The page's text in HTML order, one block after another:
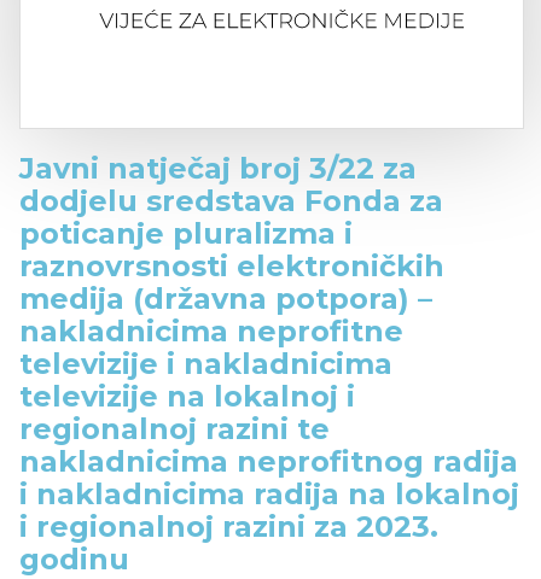
Javni natječaj broj 3/22 za
dodjelu sredstava Fonda za
poticanje pluralizma i
raznovrsnosti elektroničkih
medija (državna potpora) –
nakladnicima neprofitne
televizije i nakladnicima
televizije na lokalnoj i
regionalnoj razini te
nakladnicima neprofitnog radija
i nakladnicima radija na lokalnoj
i regionalnoj razini za 2023.
godinu